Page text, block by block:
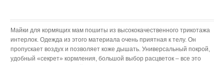
Майки для кормящих мам пошиты из высококачественного трикотажа
интерлок. Одежда из этого материала очень приятная к телу. Он
пропускает воздух и позволяет коже дышать. Универсальный покрой,
удобный «секрет» кормления, большой выбор расцветок – все это